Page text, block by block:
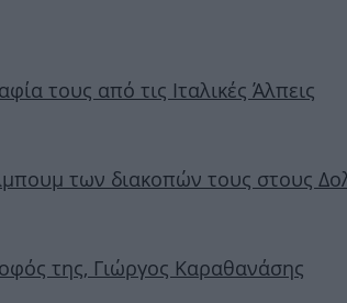
τους από τις Ιταλικές Άλπεις
των διακοπών τους στους
της, Γιώργος Καραθανάσης